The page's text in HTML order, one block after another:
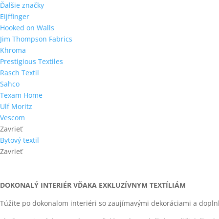
Ďalšie značky
Eijffinger
Hooked on Walls
Jim Thompson Fabrics
Khroma
Prestigious Textiles
Rasch Textil
Sahco
Texam Home
Ulf Moritz
Vescom
Zavrieť
Bytový textil
Zavrieť
DOKONALÝ INTERIÉR VĎAKA EXKLUZÍVNYM TEXTÍLIÁM
Túžite po dokonalom interiéri so zaujímavými dekoráciami a